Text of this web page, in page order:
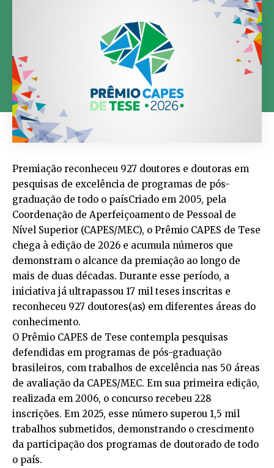
Premiação reconheceu 927 doutores e doutoras em
pesquisas de excelência de programas de pós-
graduação de todo o paísCriado em 2005, pela
Coordenação de Aperfeiçoamento de Pessoal de
Nível Superior (CAPES/MEC), o Prêmio CAPES de Tese
chega à edição de 2026 e acumula números que
demonstram o alcance da premiação ao longo de
mais de duas décadas. Durante esse período, a
iniciativa já ultrapassou 17 mil teses inscritas e
reconheceu 927 doutores(as) em diferentes áreas do
conhecimento.
O Prêmio CAPES de Tese contempla pesquisas
defendidas em programas de pós-graduação
brasileiros, com trabalhos de excelência nas 50 áreas
de avaliação da CAPES/MEC. Em sua primeira edição,
realizada em 2006, o concurso recebeu 228
inscrições. Em 2025, esse número superou 1,5 mil
trabalhos submetidos, demonstrando o crescimento
da participação dos programas de doutorado de todo
o país.